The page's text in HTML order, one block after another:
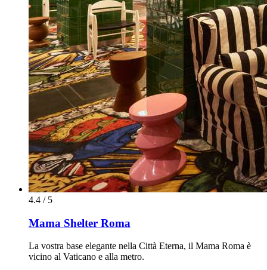
4.4 / 5
Mama Shelter Roma
La vostra base elegante nella Città Eterna, il Mama Roma è
vicino al Vaticano e alla metro.